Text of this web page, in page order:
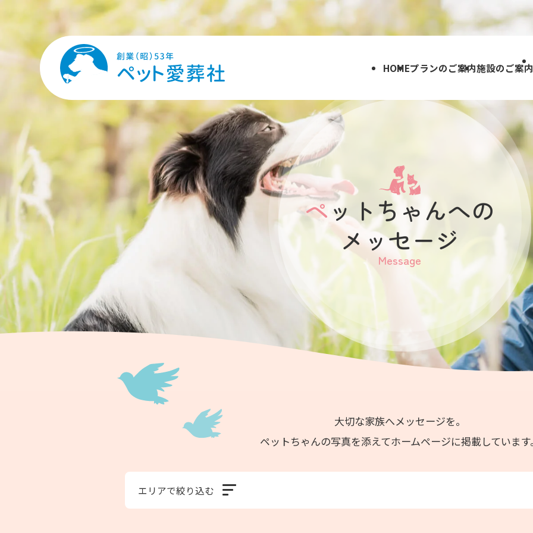
HOMEプランのご案内施設のご案内
ペットちゃんへの
メッセージ
Message
大切な家族へメッセージを。
ペットちゃんの写真を添えてホームページに掲載しています
エリアで絞り込む